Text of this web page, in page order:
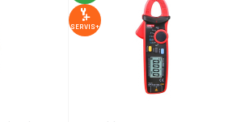
SERVIS+